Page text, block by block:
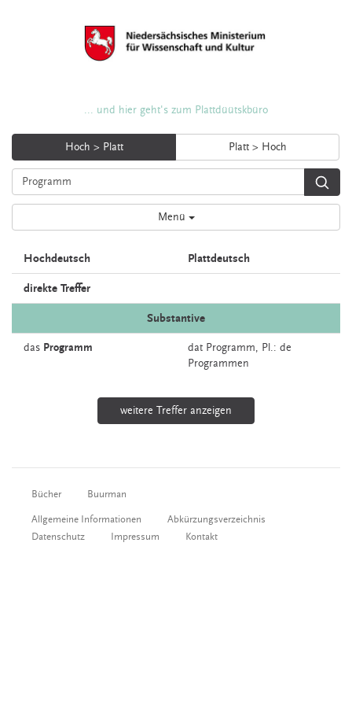
... und hier geht's zum Plattdüütskbüro
Hoch > Platt Platt > Hoch
Menü
Hochdeutsch Plattdeutsch
direkte Treffer
Substantive
das Programm dat Programm, Pl.: de
Programmen
weitere Treffer anzeigen
Bücher Buurman
Allgemeine Informationen
Abkürzungsverzeichnis
Datenschutz
Impressum Kontakt